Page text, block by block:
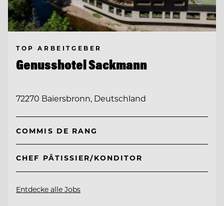
TOP ARBEITGEBER
Genusshotel Sackmann
72270 Baiersbronn, Deutschland
COMMIS DE RANG
CHEF PÂTISSIER/KONDITOR
Entdecke alle Jobs